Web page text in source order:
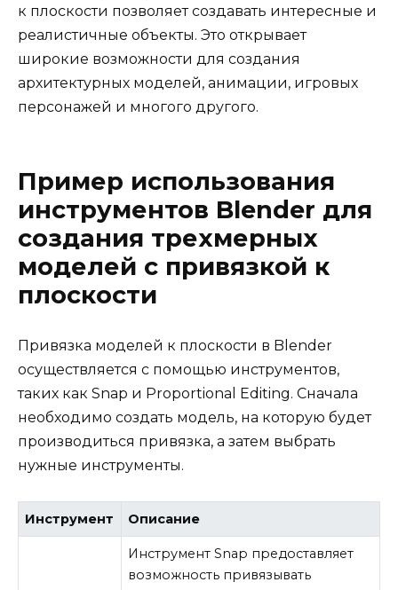
к плоскости позволяет создавать интересные и
реалистичные объекты. Это открывает
широкие возможности для создания
архитектурных моделей, анимации, игровых
персонажей и многого другого.
Пример использования
инструментов Blender для
создания трехмерных
моделей с привязкой к
плоскости
Привязка моделей к плоскости в Blender
осуществляется с помощью инструментов,
таких как Snap и Proportional Editing. Сначала
необходимо создать модель, на которую будет
производиться привязка, а затем выбрать
нужные инструменты.
Инструмент Описание
Инструмент Snap предоставляет
возможность привязывать